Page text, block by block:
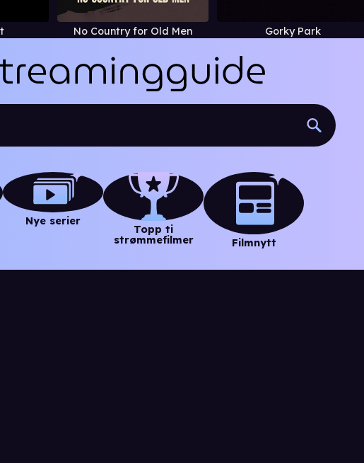
No Country for Old Men Gorky Park
Nye serier
Topp ti
strømmefilmer
Filmnytt